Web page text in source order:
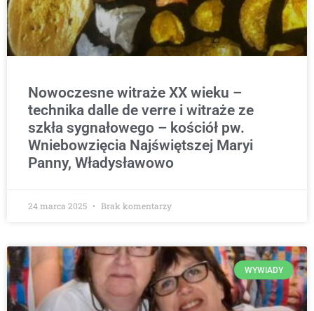
Nowoczesne witraże XX wieku –
technika dalle de verre i witraże ze
szkła sygnałowego – kościół pw.
Wniebowzięcia Najświętszej Maryi
Panny, Władysławowo
24 marca 2025 Brak komentarzy
WYWIADY